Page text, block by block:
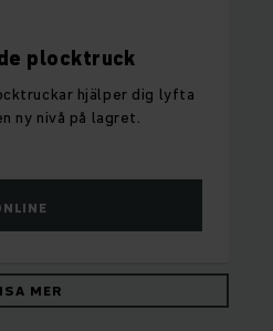
plocktruck
hjälper dig lyfta
ny nivå på lagret.
MER